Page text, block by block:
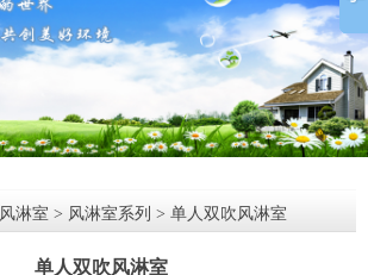
风淋室 > 风淋室系列 > 单人双吹风淋室
单人双吹风淋室